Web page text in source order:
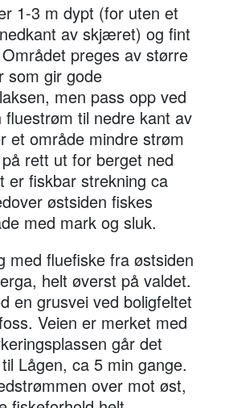
1-3 m dypt (for uten et
av skjæret) og fint
preges av større
som gir gode
men pass opp ved
til nedre kant av
et område mindre strøm
rett ut for berget ned
er fiskbar strekning ca
østsiden fiskes
med mark og sluk.
med fluefiske fra østsiden
helt øverst på valdet.
en grusvei ved boligfeltet
Veien er merket med
går det
Lågen, ca 5 min gange.
over mot øst,